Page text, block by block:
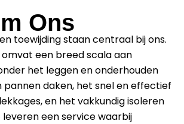
Ons
toewijding staan centraal bij ons.
een breed scala aan
het leggen en onderhouden
pannen daken, het snel en effectief
en het vakkundig isoleren
leveren een service waarbij